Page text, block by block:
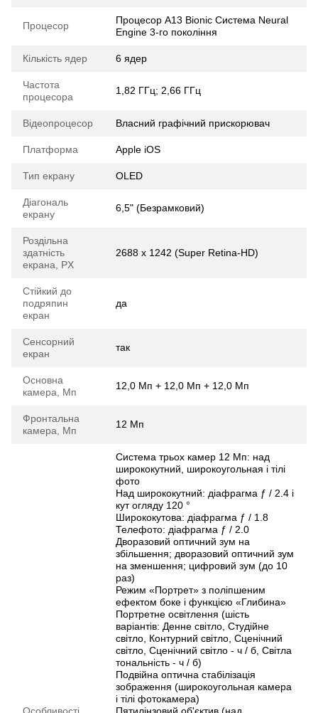
Процесор
Процесор A13 Bionic Система Neural
Engine 3-го покоління
Кількість ядер 6 ядер
Частота
процесора
1,82 ГГц; 2,66 ГГц
Відеопроцесор Власний графічний прискорювач
Платформа Apple iOS
Тип екрану OLED
Діагональ
екрану
6,5" (Безрамковий)
Роздільна
здатність
екрана, PX
2688 х 1242 (Super Retina-HD)
Стійкий до
подряпин
екран
да
Сенсорний
екран
так
Основна
камера, Мп
12,0 Мп + 12,0 Мп + 12,0 Мп
Фронтальна
камера, Мп
12 Мп
Система трьох камер 12 Мп: над
ширококутний, широкоугольная і тілі
фото
Над ширококутний: діафрагма ƒ / 2.4 і
кут огляду 120 °
Ширококутова: діафрагма ƒ / 1.8
Телефото: діафрагма ƒ / 2.0
Дворазовий оптичний зум на
збільшення; дворазовий оптичний зум
на зменшення; цифровий зум (до 10
раз)
Режим «Портрет» з поліпшеним
ефектом боке і функцією «Глибина»
Портретне освітлення (шість
варіантів: Денне світло, Студійне
світло, Контурний світло, Сценічний
світло, Сценічний світло - ч / б, Світла
тональність - ч / б)
Подвійна оптична стабілізація
зображення (широкоугольная камера
і тілі фотокамера)